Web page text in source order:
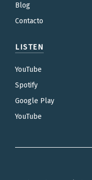
Blog
Contacto
LISTEN
YouTube
Spotify
Google Play
YouTube